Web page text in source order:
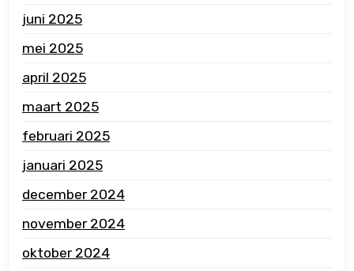
juni 2025
mei 2025
april 2025
maart 2025
februari 2025
januari 2025
december 2024
november 2024
oktober 2024